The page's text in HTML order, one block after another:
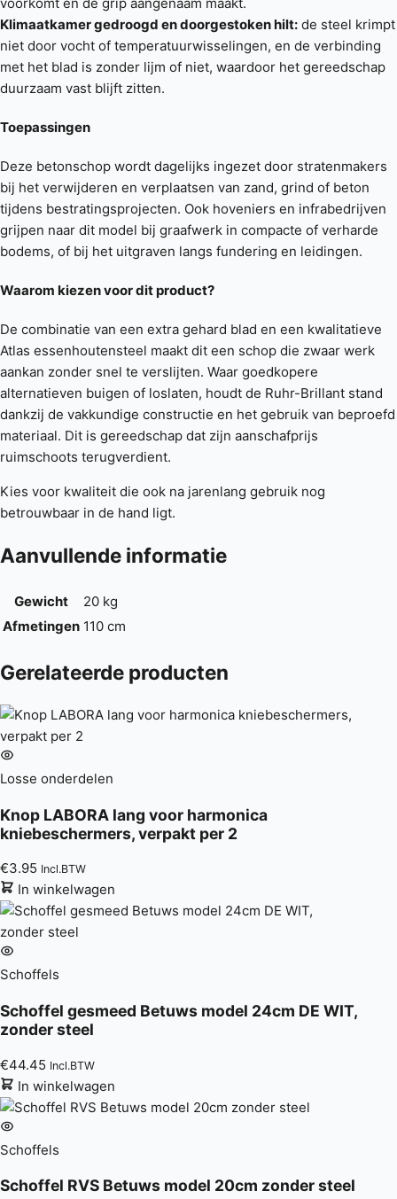
Klimaatkamer gedroogd en doorgestoken hilt: de steel krimpt
niet door vocht of temperatuurwisselingen, en de verbinding
met het blad is zonder lijm of niet, waardoor het gereedschap
duurzaam vast blijft zitten.
Toepassingen
Deze betonschop wordt dagelijks ingezet door stratenmakers
bij het verwijderen en verplaatsen van zand, grind of beton
tijdens bestratingsprojecten. Ook hoveniers en infrabedrijven
grijpen naar dit model bij graafwerk in compacte of verharde
bodems, of bij het uitgraven langs fundering en leidingen.
Waarom kiezen voor dit product?
De combinatie van een extra gehard blad en een kwalitatieve
Atlas essenhoutensteel maakt dit een schop die zwaar werk
aankan zonder snel te verslijten. Waar goedkopere
alternatieven buigen of loslaten, houdt de Ruhr-Brillant stand
dankzij de vakkundige constructie en het gebruik van beproefd
materiaal. Dit is gereedschap dat zijn aanschafprijs
ruimschoots terugverdient.
Kies voor kwaliteit die ook na jarenlang gebruik nog
betrouwbaar in de hand ligt.
Aanvullende informatie
Gewicht
20 kg
Afmetingen 110 cm
Gerelateerde producten
Losse onderdelen
Knop LABORA lang voor harmonica
kniebeschermers, verpakt per 2
€3.95 Incl.BTW
In winkelwagen
Schoffels
Schoffel gesmeed Betuws model 24cm DE WIT,
zonder steel
€44.45 Incl.BTW
In winkelwagen
Schoffels
Schoffel RVS Betuws model 20cm zonder steel